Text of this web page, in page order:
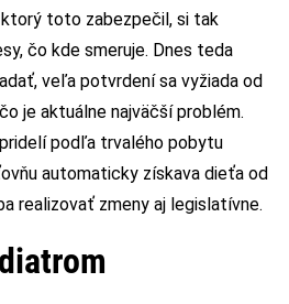
ktorý toto zabezpečil, si tak
čo kde smeruje. Dnes teda
veľa potvrdení sa vyžiada od
je aktuálne najväčší problém.
podľa trvalého pobytu
automaticky získava dieťa od
realizovať zmeny aj legislatívne.